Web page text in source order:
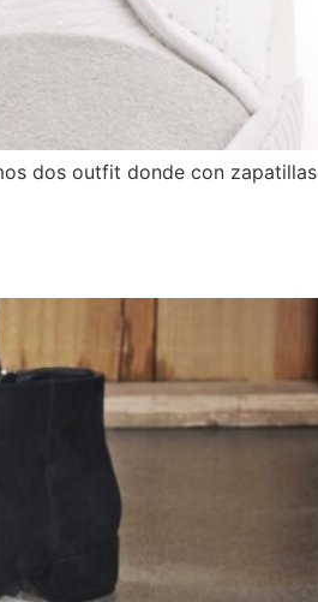
dos outfit donde con zapatillas